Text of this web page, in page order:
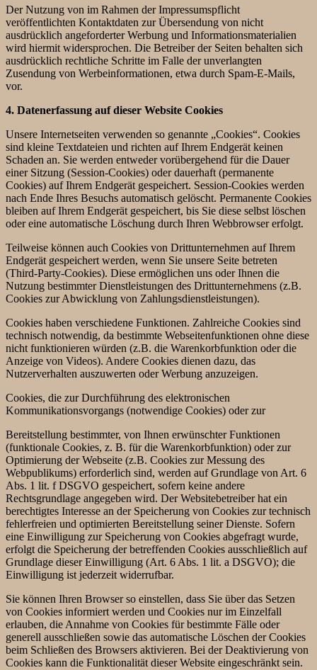
Der Nutzung von im Rahmen der Impressumspflicht
veröffentlichten Kontaktdaten zur Übersendung von nicht
ausdrücklich angeforderter Werbung und Informationsmaterialien
wird hiermit widersprochen. Die Betreiber der Seiten behalten sich
ausdrücklich rechtliche Schritte im Falle der unverlangten
Zusendung von Werbeinformationen, etwa durch Spam-E-Mails,
vor.
4. Datenerfassung auf dieser Website Cookies
Unsere Internetseiten verwenden so genannte „Cookies“. Cookies
sind kleine Textdateien und richten auf Ihrem Endgerät keinen
Schaden an. Sie werden entweder vorübergehend für die Dauer
einer Sitzung (Session-Cookies) oder dauerhaft (permanente
Cookies) auf Ihrem Endgerät gespeichert. Session-Cookies werden
nach Ende Ihres Besuchs automatisch gelöscht. Permanente Cookies
bleiben auf Ihrem Endgerät gespeichert, bis Sie diese selbst löschen
oder eine automatische Löschung durch Ihren Webbrowser erfolgt.
Teilweise können auch Cookies von Drittunternehmen auf Ihrem
Endgerät gespeichert werden, wenn Sie unsere Seite betreten
(Third-Party-Cookies). Diese ermöglichen uns oder Ihnen die
Nutzung bestimmter Dienstleistungen des Drittunternehmens (z.B.
Cookies zur Abwicklung von Zahlungsdienstleistungen).
Cookies haben verschiedene Funktionen. Zahlreiche Cookies sind
technisch notwendig, da bestimmte Webseitenfunktionen ohne diese
nicht funktionieren würden (z.B. die Warenkorbfunktion oder die
Anzeige von Videos). Andere Cookies dienen dazu, das
Nutzerverhalten auszuwerten oder Werbung anzuzeigen.
Cookies, die zur Durchführung des elektronischen
Kommunikationsvorgangs (notwendige Cookies) oder zur
Bereitstellung bestimmter, von Ihnen erwünschter Funktionen
(funktionale Cookies, z. B. für die Warenkorbfunktion) oder zur
Optimierung der Webseite (z.B. Cookies zur Messung des
Webpublikums) erforderlich sind, werden auf Grundlage von Art. 6
Abs. 1 lit. f DSGVO gespeichert, sofern keine andere
Rechtsgrundlage angegeben wird. Der Websitebetreiber hat ein
berechtigtes Interesse an der Speicherung von Cookies zur technisch
fehlerfreien und optimierten Bereitstellung seiner Dienste. Sofern
eine Einwilligung zur Speicherung von Cookies abgefragt wurde,
erfolgt die Speicherung der betreffenden Cookies ausschließlich auf
Grundlage dieser Einwilligung (Art. 6 Abs. 1 lit. a DSGVO); die
Einwilligung ist jederzeit widerrufbar.
Sie können Ihren Browser so einstellen, dass Sie über das Setzen
von Cookies informiert werden und Cookies nur im Einzelfall
erlauben, die Annahme von Cookies für bestimmte Fälle oder
generell ausschließen sowie das automatische Löschen der Cookies
beim Schließen des Browsers aktivieren. Bei der Deaktivierung von
Cookies kann die Funktionalität dieser Website eingeschränkt sein.